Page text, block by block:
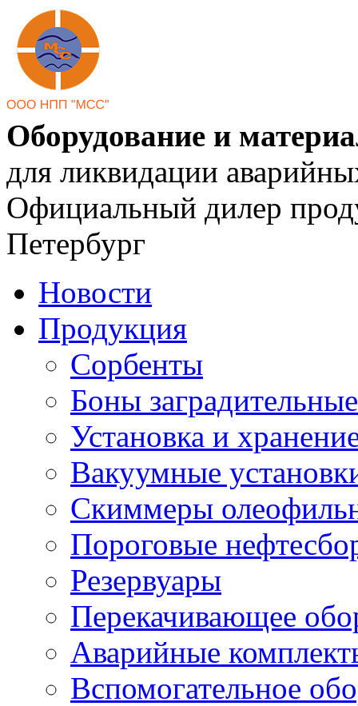
Оборудование и
для ликвидации
Официальный дилер
Петербург
Новости
Продукция
Сорбенты
Боны заградительные
Установка и
Вакуумные
Скиммеры
Пороговые
Резервуары
Перекачивающее
Аварийные
Вспомогательное